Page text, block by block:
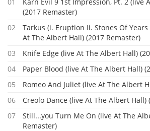
(2017 Remaster)
02
Tarkus (i. Eruption Ii. Stones Of
At The Albert Hall) (2017 Remaster)
03
Knife Edge (live At The Albert Hall)
04
Paper Blood (live At The Albert Hall)
05
Romeo And Juliet (live At The Albert
06
Creolo Dance (live At The Albert Hall)
07
Still...you Turn Me On (live At The
Remaster)